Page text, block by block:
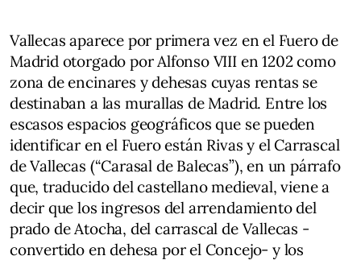
Vallecas aparece por primera vez en el Fuero de
Madrid otorgado por Alfonso VIII en 1202 como
zona de encinares y dehesas cuyas rentas se
destinaban a las murallas de Madrid. Entre los
escasos espacios geográficos que se pueden
identificar en el Fuero están Rivas y el Carrascal
de Vallecas (“Carasal de Balecas”), en un párrafo
que, traducido del castellano medieval, viene a
decir que los ingresos del arrendamiento del
prado de Atocha, del carrascal de Vallecas -
convertido en dehesa por el Concejo- y los